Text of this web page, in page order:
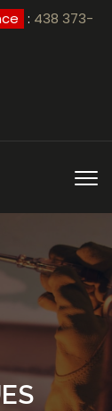
: 438 373-